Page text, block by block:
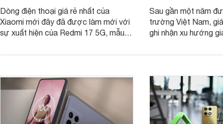
Dòng điện thoại giá rẻ nhất của
Xiaomi mới đây đã được làm mới với
sự xuất hiện của Redmi 17 5G, mẫu
Sau gần một năm
trường Việt Nam,
ghi nhận xu hướng